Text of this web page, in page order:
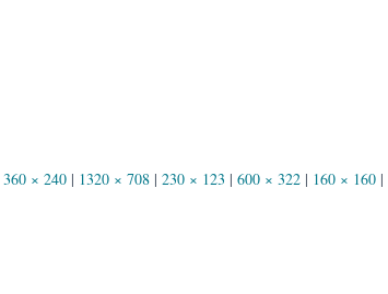
360 × 240 | 1320 × 708 | 230 × 123 | 600 × 322 | 160 × 160 |